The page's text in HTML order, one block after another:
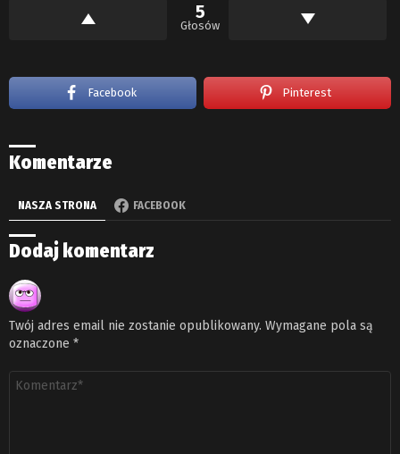
5
Głosów
Facebook Pinterest
Komentarze
NASZA STRONA FACEBOOK
Dodaj komentarz
Twój adres email nie zostanie opublikowany. Wymagane pola są
oznaczone *